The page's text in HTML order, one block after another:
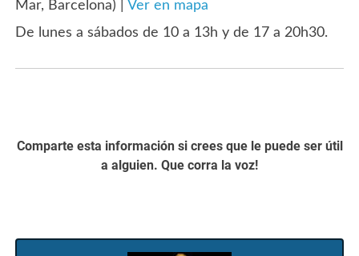
Mar, Barcelona) |Ver en mapa
De lunes a sábados de 10 a 13h y de 17 a 20h30.
Comparte esta información si crees que le puede ser útil
a alguien. Que corra la voz!